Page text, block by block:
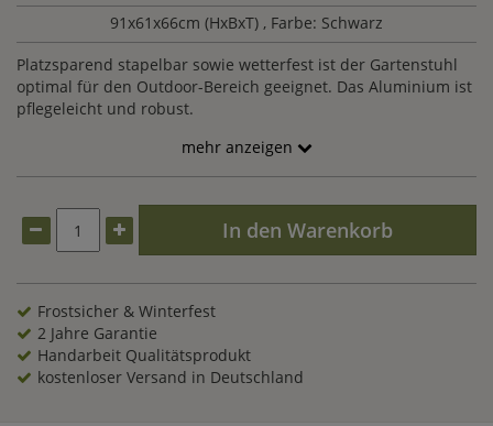
91x61x66cm (HxBxT) , Farbe: Schwarz
Platzsparend stapelbar sowie wetterfest ist der Gartenstuhl
optimal für den Outdoor-Bereich geeignet. Das Aluminium ist
pflegeleicht und robust.
mehr anzeigen
In den Warenkorb
Frostsicher & Winterfest
2 Jahre Garantie
Handarbeit Qualitätsprodukt
kostenloser Versand in Deutschland